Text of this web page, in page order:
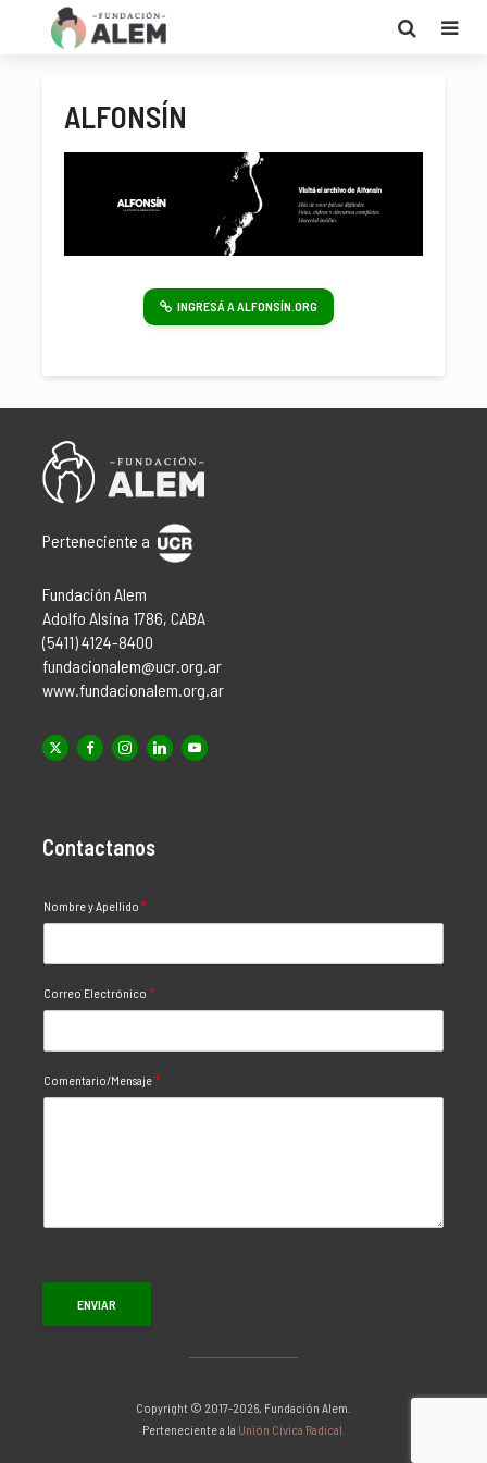
ALFONSÍN
INGRESÁ A ALFONSÍN.ORG
Perteneciente a
Fundación Alem
Adolfo Alsina 1786, CABA
(5411) 4124-8400
fundacionalem@ucr.org.ar
www.fundacionalem.org.ar
Contactanos
Nombre y Apellido *
Correo Electrónico *
Comentario/Mensaje*
ENVIAR
Copyright © 2017-2026, Fundación Alem.
Perteneciente a la Unión Cívica Radical.